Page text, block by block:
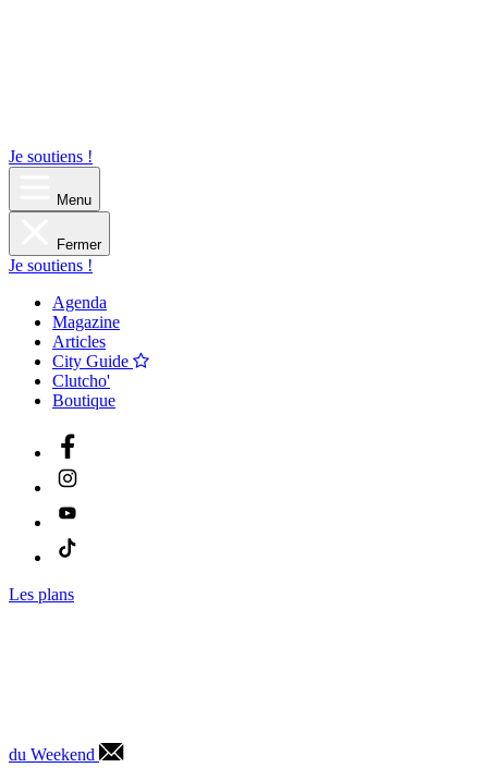
Je soutiens !
Menu
Fermer
Je soutiens !
Agenda
Magazine
Articles
City Guide
Clutcho'
Boutique
Les plans
du Weekend